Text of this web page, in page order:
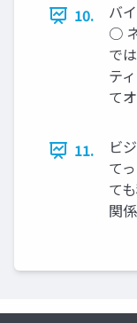
10.
バ
○
で
テ
て
11.
ビ
て
て
関